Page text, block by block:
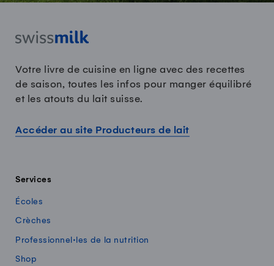
Votre livre de cuisine en ligne avec des recettes
de saison, toutes les infos pour manger équilibré
et les atouts du lait suisse.
Accéder au site Producteurs de lait
Services
Écoles
Crèches
Professionnel·les de la nutrition
Shop